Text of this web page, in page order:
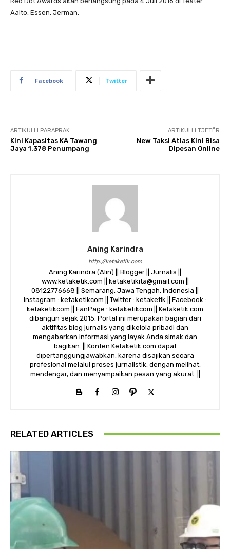
Aalto, Essen, Jerman.
Facebook Twitter
ARTIKULLI PARAPRAK
Kini Kapasitas KA Tawang
Jaya 1.378 Penumpang
ARTIKULLI TJETËR
New Taksi Atlas Kini Bisa
Dipesan Online
Aning Karindra
http://ketaketik.com
Aning Karindra (Alin) || Blogger || Jurnalis ||
www.ketaketik.com || ketaketikita@gmail.com ||
08122776668 || Semarang, Jawa Tengah, Indonesia ||
Instagram : ketaketikcom || Twitter : ketaketik || Facebook :
ketaketikcom || FanPage : ketaketikcom || Ketaketik.com
dibangun sejak 2015. Portal ini merupakan bagian dari
aktifitas blog jurnalis yang dikelola pribadi dan
mengabarkan informasi yang layak Anda simak dan
bagikan. || Konten Ketaketik.com dapat
dipertanggungjawabkan, karena disajikan secara
profesional melalui proses jurnalistik, dengan melihat,
mendengar, dan menyampaikan pesan yang akurat. ||
RELATED ARTICLES